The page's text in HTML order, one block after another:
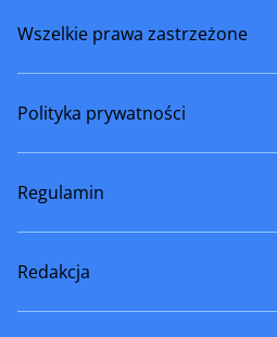
Wszelkie prawa zastrzeżone
Polityka prywatności
Regulamin
Redakcja